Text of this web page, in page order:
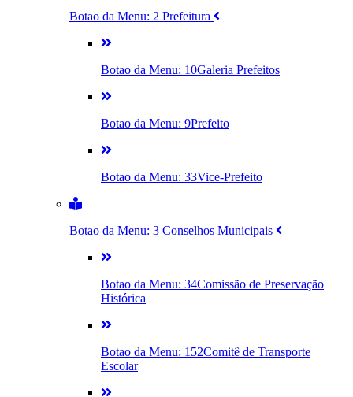
Botao da Menu: 2 Prefeitura
Botao da Menu: 10Galeria Prefeitos
Botao da Menu: 9Prefeito
Botao da Menu: 33Vice-Prefeito
Botao da Menu: 3 Conselhos Municipais
Botao da Menu: 34Comissão de Preservação
Histórica
Botao da Menu: 152Comitê de Transporte
Escolar